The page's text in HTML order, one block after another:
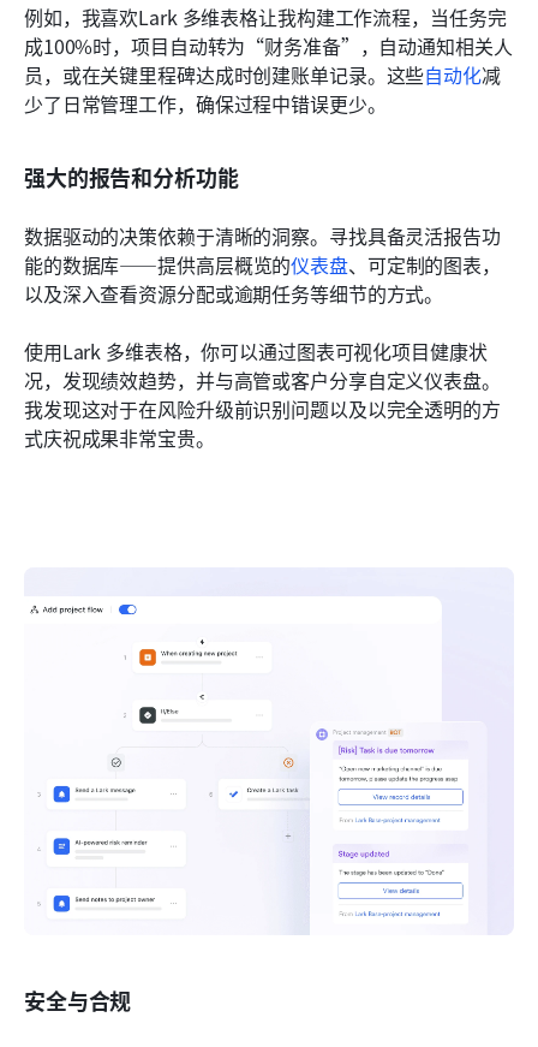
例如，我喜欢Lark 多维表格让我构建工作流程，当任务完
成100%时，项目自动转为“财务准备”，自动通知相关人
员，或在关键里程碑达成时创建账单记录。这些自动化减
少了日常管理工作，确保过程中错误更少。
强大的报告和分析功能
数据驱动的决策依赖于清晰的洞察。寻找具备灵活报告功
能的数据库——提供高层概览的仪表盘、可定制的图表，
以及深入查看资源分配或逾期任务等细节的方式。
使用Lark 多维表格，你可以通过图表可视化项目健康状
况，发现绩效趋势，并与高管或客户分享自定义仪表盘。
我发现这对于在风险升级前识别问题以及以完全透明的方
式庆祝成果非常宝贵。
安全与合规